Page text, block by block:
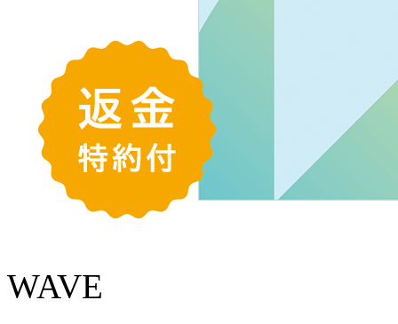
WAVE